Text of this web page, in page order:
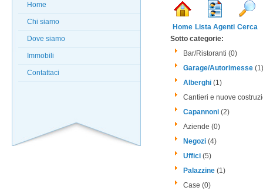
Home
Chi siamo
Dove siamo
Immobili
Contattaci
Home Lista Agenti Cerca
Sotto categorie:
Bar/Ristoranti (0)
Garage/Autorimesse (1)
Alberghi (1)
Cantieri e nuove
Capannoni (2)
Aziende (0)
Negozi (4)
Uffici (5)
Palazzine (1)
Case (0)